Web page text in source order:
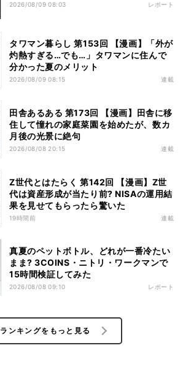
2026/08/09 08:03 レポート
タワマン暮らし 第153回 【漫画】「外が
灼熱すぎる…でも…」タワマンに住んで
分かった夏のメリット
2026/08/09 08:15 連載
田舎あるある 第173回 【漫画】田舎に移
住して憧れの家庭菜園を始めたが、数カ
月後の光景に絶句
2026/08/08 20:15 連載
Z世代とはたらく 第142回 【漫画】Z世
代は資産形成が当たり前? NISAの運用結
果を見せてもらったら驚いた
19時間前 連載
真夏のペットボトル、どれが一番冷たい
まま? 3COINS・ニトリ・ワークマンで
15時間検証してみた
2026/08/08 09:10 レポート
ランキングをもっと見る